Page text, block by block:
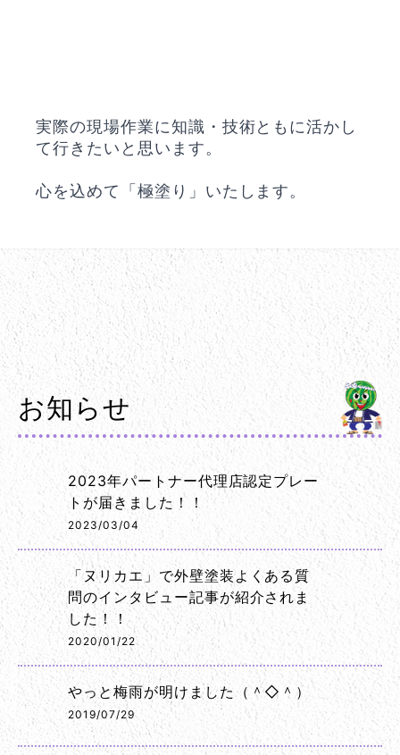
実際の現場作業に知識・技術ともに活かし
て行きたいと思います。
心を込めて「極塗り」いたします。
お知らせ
2023年パートナー代理店認定プレー
トが届きました！！
2023/03/04
「ヌリカエ」で外壁塗装よくある質
問のインタビュー記事が紹介されま
した！！
2020/01/22
やっと梅雨が明けました（＾◇＾）
2019/07/29